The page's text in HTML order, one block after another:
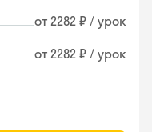
от 2282 ₽ / урок
от 2282 ₽ / урок